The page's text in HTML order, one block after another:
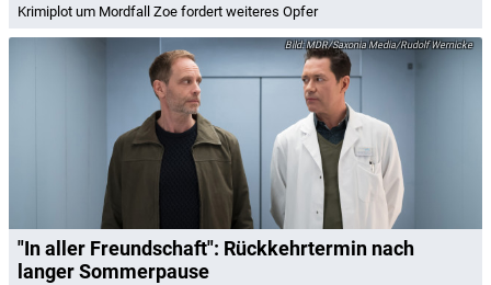
Krimiplot um Mordfall Zoe fordert weiteres Opfer
MDR/Saxonia Media/Rudolf Wernicke
"In aller Freundschaft": Rückkehrtermin nach
langer Sommerpause